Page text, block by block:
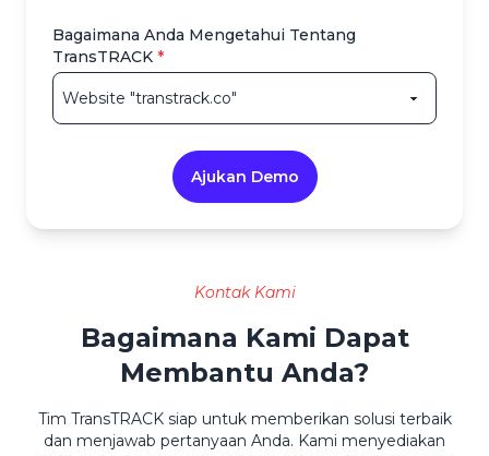
Bagaimana Anda Mengetahui Tentang
TransTRACK *
Ajukan Demo
Kontak Kami
Bagaimana Kami Dapat
Membantu Anda?
Tim TransTRACK siap untuk memberikan solusi terbaik
dan menjawab pertanyaan Anda. Kami menyediakan